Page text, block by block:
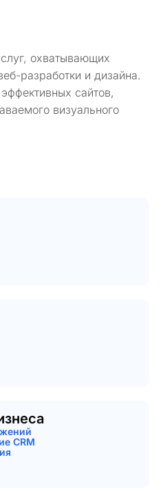
охватывающих
разработки и дизайна.
сайтов,
визуального
CRM